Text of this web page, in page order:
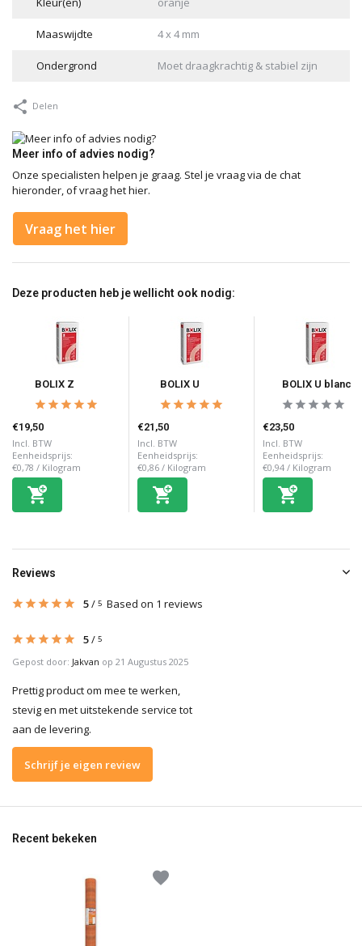
Maaswijdte 4 x 4 mm
Ondergrond Moet draagkrachtig & stabiel zijn
Delen
Meer info of advies nodig?
Onze specialisten helpen je graag. Stel je vraag via de chat
hieronder, of vraag het hier.
Vraag het hier
Deze producten heb je wellicht ook nodig:
BOLIX Z
€19,50
Incl. BTW
Eenheidsprijs:
€0,78 / Kilogram
BOLIX U
€21,50
Incl. BTW
Eenheidsprijs:
€0,86 / Kilogram
BOLIX U blanc
€23,50
Incl. BTW
Eenheidsprijs:
€0,94 / Kilogram
Reviews
5/ 5 Based on 1 reviews
5/ 5
Gepost door: Jakvan op 21 Augustus 2025
Prettig product om mee te werken,
stevig en met uitstekende service tot
aan de levering.
Schrijf je eigen review
Recent bekeken